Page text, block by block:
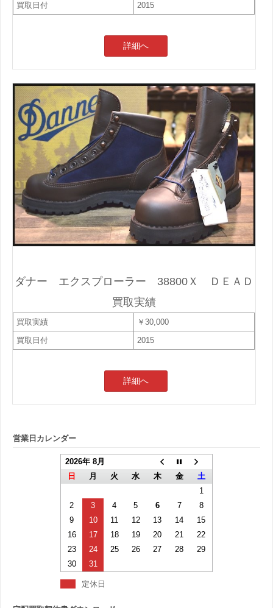
買取日付
2015
詳細へ
ダナー エクスプローラー 38800Ｘ ＤＥＡＤ
買取実績
買取実績
￥30,000
買取日付
2015
詳細へ
営業日カレンダー
2026年 8月
日
月 火 水 木 金
土
1
2
3 4 5 6 7
8
9
10 11 12 13 14
15
16
17 18 19 20 21
22
23
24 25 26 27 28
29
30
31
定休日